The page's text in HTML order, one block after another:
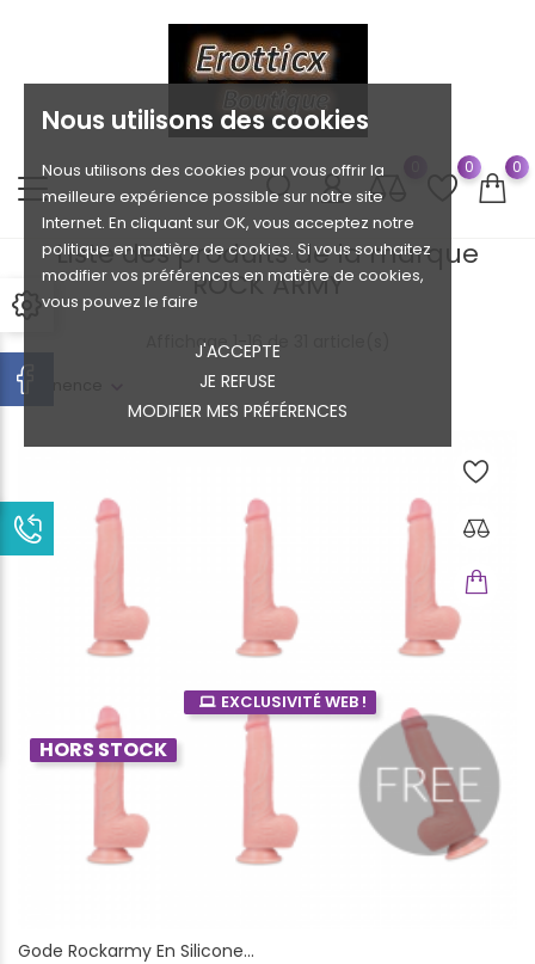
Nous utilisons des cookies
Nous utilisons des cookies pour vous offrir la
meilleure expérience possible sur notre site
Internet. En cliquant sur OK, vous acceptez notre
politique en matière de cookies. Si vous souhaitez
modifier vos préférences en matière de cookies,
vous pouvez le faire
J'ACCEPTE
JE REFUSE
MODIFIER MES PRÉFÉRENCES
0 0
Liste des produits de la marque
ROCK ARMY
Pertinence
Affichage 1-16 de 31 article(s)
EXCLUSIVITÉ WEB !
HORS STOCK
Gode ​​rockarmy En Silicone...